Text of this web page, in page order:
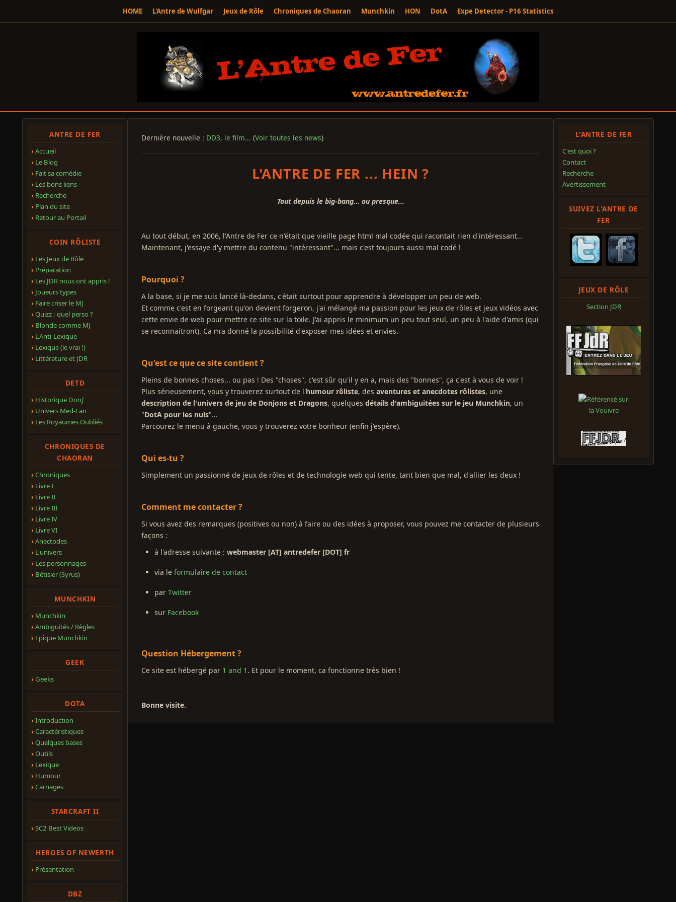
HOME L'Antre de Wulfgar Jeux de Rôle Chroniques de Chaoran Munchkin HON DotA Expe Detector - P16 Statistics
ANTRE DE FER
Accueil
Le Blog
Fait sa comédie
Les bons liens
Recherche
Plan du site
Retour au Portail
COIN RÔLISTE
Les Jeux de Rôle
Préparation
Les JDR nous ont appris !
Joueurs types
Faire criser le MJ
Quizz : quel perso ?
Blonde comme MJ
L'Anti-Lexique
Lexique (le vrai !)
Littérature et JDR
DETD
Historique Donj'
Univers Med-Fan
Les Royaumes Oubliés
CHRONIQUES DE
CHAORAN
Chroniques
Livre I
Livre II
Livre III
Livre IV
Livre VI
Anectodes
L'univers
Les personnages
Bêtisier (Syrus)
MUNCHKIN
Munchkin
Ambiguités / Règles
Epique Munchkin
GEEK
Geeks
DOTA
Introduction
Caractéristiques
Quelques bases
Outils
Lexique
Humour
Carnages
STARCRAFT II
SC2 Best Videos
HEROES OF NEWERTH
Présentation
DBZ
Dernière nouvelle : DD3, le film... (Voir toutes les news)
L'ANTRE DE FER ... HEIN ?
Tout depuis le big-bang... ou presque...
Au tout début, en 2006, l'Antre de Fer ce n'était que vieille page html mal codée qui racontait rien d'intéressant...
Maintenant, j'essaye d'y mettre du contenu "intéressant"... mais c'est toujours aussi mal codé !
Pourquoi ?
A la base, si je me suis lancé là-dedans, c'était surtout pour apprendre à développer un peu de web.
Et comme c'est en forgeant qu'on devient forgeron, j'ai mélangé ma passion pour les jeux de rôles et jeux vidéos avec
cette envie de web pour mettre ce site sur la toile. J'ai appris le minimum un peu tout seul, un peu à l'aide d'amis (qui
se reconnaitront). Ca m'a donné la possibilité d'exposer mes idées et envies.
Qu'est ce que ce site contient ?
Pleins de bonnes choses... ou pas ! Des "choses", c'est sûr qu'il y en a, mais des "bonnes", ça c'est à vous de voir !
Plus sérieusement, vous y trouverez surtout de l'humour rôliste, des aventures et anecdotes rôlistes, une
description de l'univers de jeu de Donjons et Dragons, quelques détails d'ambiguitées sur le jeu Munchkin, un
"DotA pour les nuls"...
Parcourez le menu à gauche, vous y trouverez votre bonheur (enfin j'espère).
Qui es-tu ?
Simplement un passionné de jeux de rôles et de technologie web qui tente, tant bien que mal, d'allier les deux !
Comment me contacter ?
Si vous avez des remarques (positives ou non) à faire ou des idées à proposer, vous pouvez me contacter de plusieurs
façons :
à l'adresse suivante : webmaster [AT] antredefer [DOT] fr
via le formulaire de contact
par Twitter
sur Facebook
Question Hébergement ?
Ce site est hébergé par 1 and 1 . Et pour le moment, ca fonctionne très bien !
Bonne visite.
L'ANTRE DE FER
C'est quoi ?
Contact
Recherche
Avertissement
SUIVEZ L'ANTRE DE
FER
JEUX DE RÔLE
Section JDR